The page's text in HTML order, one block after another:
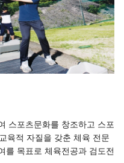
스포츠문화를 창조하고 스포
육적 자질을 갖춘 체육 전문
를 목표로 체육전공과 검도전